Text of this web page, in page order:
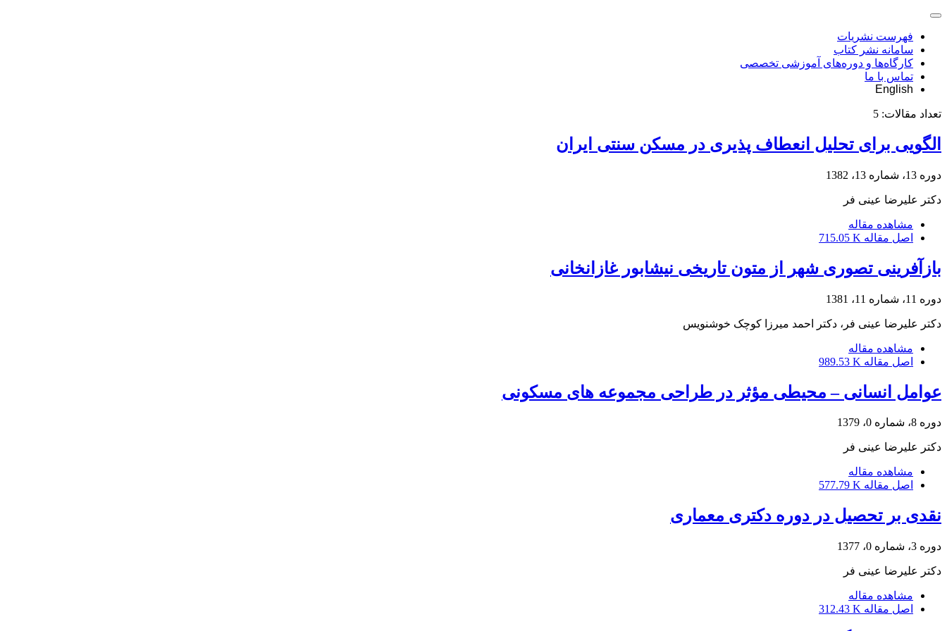
فهرست نشریات
سامانه نشر کتاب
کارگاه‌ها و دوره‌های آموزشی تخصصی
تماس با ما
English
تعداد مقالات: 5
الگویی برای تحلیل انعطاف پذیری در مسکن سنتی ایران
دوره 13، شماره 13، 1382
دکتر علیرضا عینی فر
مشاهده مقاله
اصل مقاله 715.05 K
بازآفرینی تصوری شهر از متون تاریخی نیشابور غازانخانی
دوره 11، شماره 11، 1381
دکتر علیرضا عینی فر، دکتر احمد میرزا کوچک خوشنویس
مشاهده مقاله
اصل مقاله 989.53 K
عوامل انسانی – محیطی مؤثر در طراحی مجموعه های مسکونی
دوره 8، شماره 0، 1379
دکتر علیرضا عینی فر
مشاهده مقاله
اصل مقاله 577.79 K
نقدی بر تحصیل در دوره دکتری معماری
دوره 3، شماره 0، 1377
دکتر علیرضا عینی فر
مشاهده مقاله
اصل مقاله 312.43 K